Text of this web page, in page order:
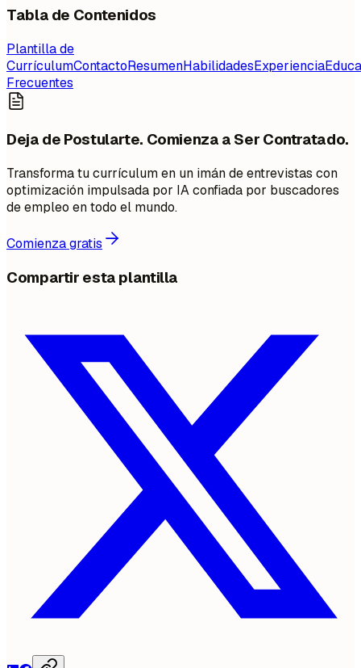
Tabla de Contenidos
Plantilla de
CurrículumContactoResumenHabilidadesExperiencia
Frecuentes
Deja de Postularte. Comienza a Ser Contratado.
Transforma tu currículum en un imán de entrevistas con
optimización impulsada por IA confiada por buscadores
de empleo en todo el mundo.
Comienza gratis
Compartir esta plantilla